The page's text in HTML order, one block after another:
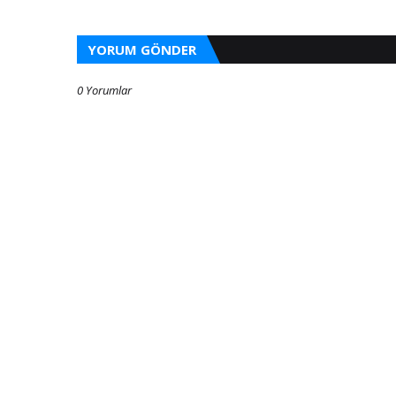
YORUM GÖNDER
0 Yorumlar